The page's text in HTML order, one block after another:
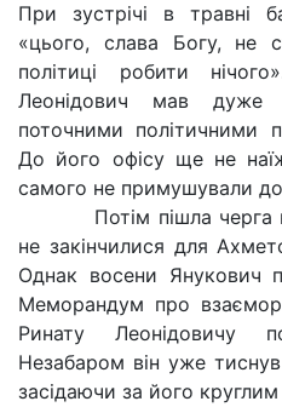
При зустрічі в травні
«цього, слава Богу, не
політиці робити
Леонідович мав дуже
поточними політичними
До його офісу ще не
самого не примушували до
Потім пішла черга
не закінчилися для
Однак восени Янукович
Меморандум про
Ринату Леонідовичу
Незабаром він уже
засідаючи за його